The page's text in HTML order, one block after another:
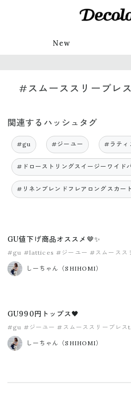
New
#スムーススリーブレ
関連するハッシュタグ
#gu #ジーユー #ラティ
#ドローストリングスイージーワイド
#リネンブレンドフレアロングスカート
GU値下げ商品オススメ🤎✨
#gu #lattices #ジーユー #スムースス
#リネンブレンドフレアロングスカート
しーちゃん（SHIHOMI）
GU990円トップス🖤
#gu #ジーユー #スムーススリーブレスt
#ドローストリングスイージーワイドパン
しーちゃん（SHIHOMI）